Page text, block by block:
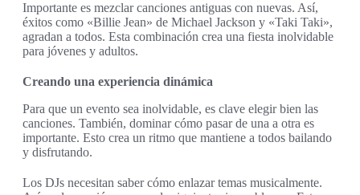
Importante es mezclar canciones antiguas con nuevas. Así,
éxitos como «Billie Jean» de Michael Jackson y «Taki Taki»,
agradan a todos. Esta combinación crea una fiesta inolvidable
para jóvenes y adultos.
Creando una experiencia dinámica
Para que un evento sea inolvidable, es clave elegir bien las
canciones. También, dominar cómo pasar de una a otra es
importante. Esto crea un ritmo que mantiene a todos bailando
y disfrutando.
Los DJs necesitan saber cómo enlazar temas musicalmente.